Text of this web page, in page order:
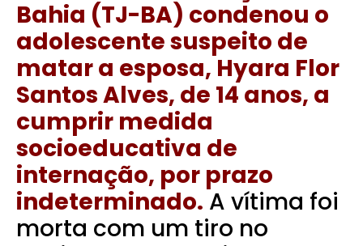
Bahia (TJ-BA) condenou o
adolescente suspeito de
matar a esposa, Hyara Flor
Santos Alves, de 14 anos, a
cumprir medida
socioeducativa de
internação, por prazo
indeterminado. A vítima foi
morta com um tiro no